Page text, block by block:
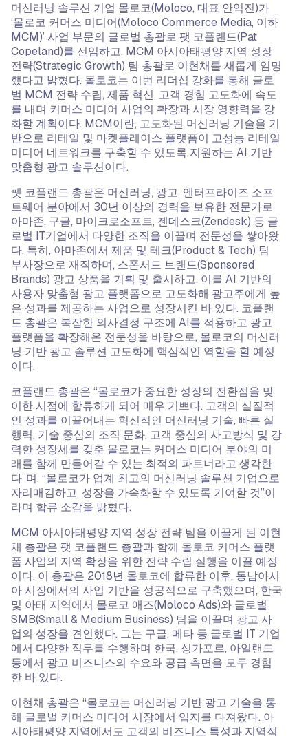
머신러닝 솔루션 기업 몰로코(Moloco, 대표 안익진)가
‘몰로코 커머스 미디어(Moloco Commerce Media, 이하
MCM)’ 사업 부문의 글로벌 총괄로 팻 코플랜드(Pat
Copeland)를 선임하고, MCM 아시아태평양 지역 성장
전략(Strategic Growth) 팀 총괄로 이현채를 새롭게 임명
했다고 밝혔다. 몰로코는 이번 리더십 강화를 통해 글로
벌 MCM 전략 수립, 제품 혁신, 고객 경험 고도화에 속도
를 내며 커머스 미디어 사업의 확장과 시장 영향력을 강
화할 계획이다. MCM이란, 고도화된 머신러닝 기술을 기
반으로 리테일 및 마켓플레이스 플랫폼이 고성능 리테일
미디어 네트워크를 구축할 수 있도록 지원하는 AI 기반
맞춤형 광고 솔루션이다.
팻 코플랜드 총괄은 머신러닝, 광고, 엔터프라이즈 소프
트웨어 분야에서 30년 이상의 경력을 보유한 전문가로
아마존, 구글, 마이크로소프트, 젠데스크(Zendesk) 등 글
로벌 IT기업에서 다양한 조직을 이끌며 전문성을 쌓아왔
다. 특히, 아마존에서 제품 및 테크(Product & Tech) 팀
부사장으로 재직하며, 스폰서드 브랜드(Sponsored
Brands) 광고 상품을 기획 및 출시하고, 이를 AI 기반의
사용자 맞춤형 광고 플랫폼으로 고도화해 광고주에게 높
은 성과를 제공하는 사업으로 성장시킨 바 있다. 코플랜
드 총괄은 복잡한 의사결정 구조에 AI를 적용하고 광고
플랫폼을 확장해온 전문성을 바탕으로, 몰로코의 머신러
닝 기반 광고 솔루션 고도화에 핵심적인 역할을 할 예정
이다.
코플랜드 총괄은 “몰로코가 중요한 성장의 전환점을 맞
이한 시점에 합류하게 되어 매우 기쁘다. 고객의 실질적
인 성과를 이끌어내는 혁신적인 머신러닝 기술, 빠른 실
행력, 기술 중심의 조직 문화, 고객 중심의 사고방식 및 강
력한 성장세를 갖춘 몰로코는 커머스 미디어 분야의 미
래를 함께 만들어갈 수 있는 최적의 파트너라고 생각한
다”며, “몰로코가 업계 최고의 머신러닝 솔루션 기업으로
자리매김하고, 성장을 가속화할 수 있도록 기여할 것”이
라며 합류 소감을 밝혔다.
MCM 아시아태평양 지역 성장 전략 팀을 이끌게 된 이현
채 총괄은 팻 코플랜드 총괄과 함께 몰로코 커머스 플랫
폼 사업의 지역 확장을 위한 전략 수립 실행을 이끌 예정
이다. 이 총괄은 2018년 몰로코에 합류한 이후, 동남아시
아 시장에서의 사업 기반을 성공적으로 구축했으며, 한국
및 아태 지역에서 몰로코 애즈(Moloco Ads)와 글로벌
SMB(Small & Medium Business) 팀을 이끌며 광고 사
업의 성장을 견인했다. 그는 구글, 메타 등 글로벌 IT 기업
에서 다양한 직무를 수행하며 한국, 싱가포르, 아일랜드
등에서 광고 비즈니스의 수요와 공급 측면을 모두 경험
한 바 있다.
이현채 총괄은 “몰로코는 머신러닝 기반 광고 기술을 통
해 글로벌 커머스 미디어 시장에서 입지를 다져왔다. 아
시아태평양 지역에서도 고객의 비즈니스 특성과 지역적